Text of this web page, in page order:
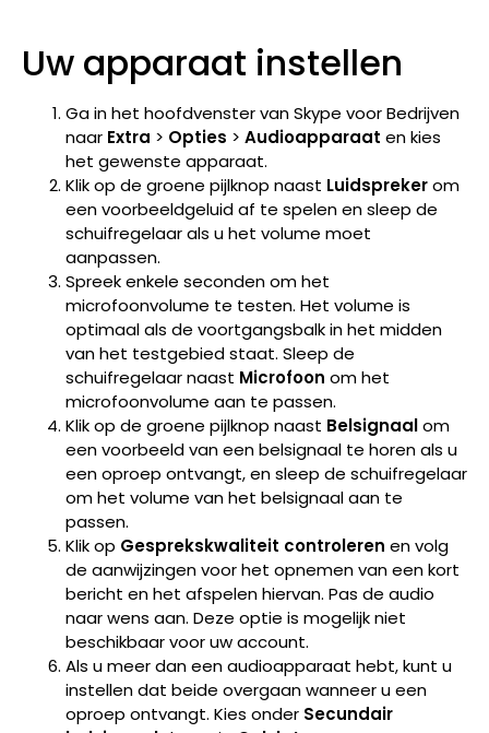
Uw apparaat instellen
Ga in het hoofdvenster van Skype voor Bedrijven
naar Extra > Opties > Audioapparaat en kies
het gewenste apparaat.
Klik op de groene pijlknop naast Luidsprekerom
een voorbeeldgeluid af te spelen en sleep de
schuifregelaar als u het volume moet
aanpassen.
Spreek enkele seconden om het
microfoonvolume te testen. Het volume is
optimaal als de voortgangsbalk in het midden
van het testgebied staat. Sleep de
schuifregelaar naast Microfoon om het
microfoonvolume aan te passen.
Klik op de groene pijlknop naast Belsignaalom
een voorbeeld van een belsignaal te horen als u
een oproep ontvangt, en sleep de schuifregelaar
om het volume van het belsignaal aan te
passen.
Klik op Gesprekskwaliteit controleren en volg
de aanwijzingen voor het opnemen van een kort
bericht en het afspelen hiervan. Pas de audio
naar wens aan. Deze optie is mogelijk niet
beschikbaar voor uw account.
Als u meer dan een audioapparaat hebt, kunt u
instellen dat beide overgaan wanneer u een
oproep ontvangt. Kies onder Secundair